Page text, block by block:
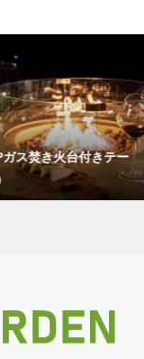
LPガス焚き火台付き
）